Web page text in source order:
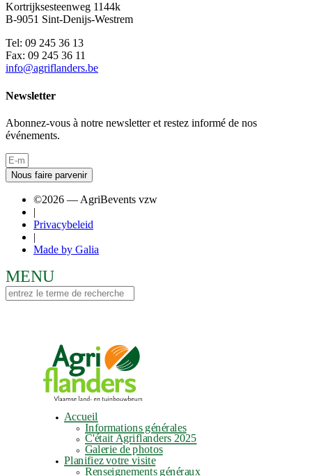
Kortrijksesteenweg 1144k
B-9051 Sint-Denijs-Westrem
Tel: 09 245 36 13
Fax: 09 245 36 11
info@agriflanders.be
Newsletter
Abonnez-vous à notre newsletter et restez informé de nos
événements.
Nous faire parvenir
©2026 — AgriBevents vzw
|
Privacybeleid
|
Made by Galia
Accueil
Informations générales
C'était Agriflanders 2025
Galerie de photos
Planifiez votre visite
Renseignements généraux